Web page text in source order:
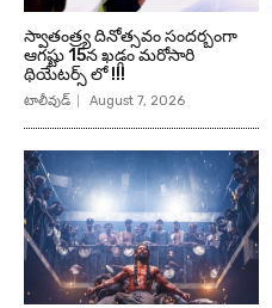
స్వాతంత్ర్య దినోత్సవం సందర్బంగా
ఆగష్టు 15న ఖడ్గం మరోసారి
థియేటర్స్ లో !!!
టాలీవుడ్ August 7, 2026